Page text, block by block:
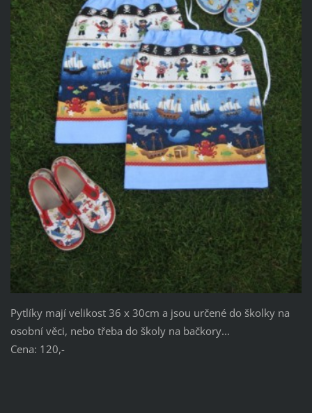
Pytlíky mají velikost 36 x 30cm a jsou určené do školky na
osobní věci, nebo třeba do školy na bačkory...
Cena: 120,-